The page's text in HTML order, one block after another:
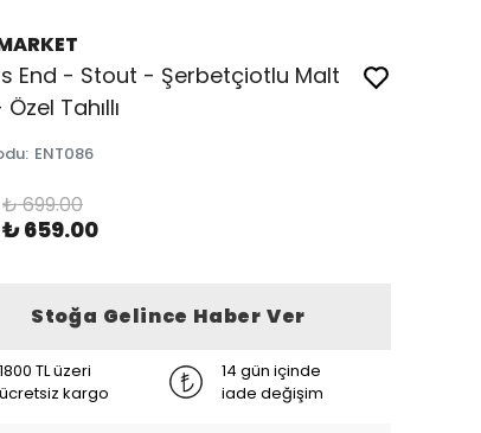
End - Stout - Şerbetçiotlu Malt
Tahıllı
: ENT086
₺ 699.00
₺ 659.00
Stoğa Gelince Haber Ver
1800 TL üzeri
ücretsiz kargo
14 gün içinde
iade değişim